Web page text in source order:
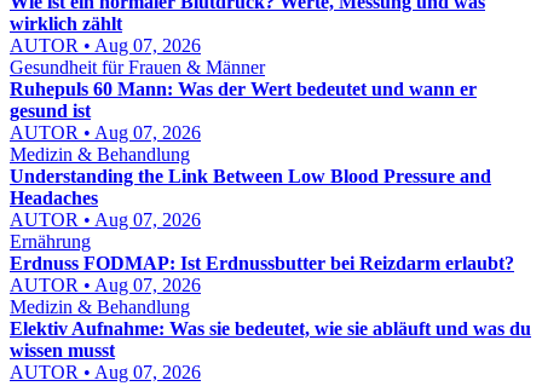
wirklich zählt
AUTOR • Aug 07, 2026
Gesundheit für Frauen & Männer
Ruhepuls 60 Mann: Was der Wert bedeutet und wann er
gesund ist
AUTOR • Aug 07, 2026
Medizin & Behandlung
Understanding the Link Between Low Blood Pressure and
Headaches
AUTOR • Aug 07, 2026
Ernährung
Erdnuss FODMAP: Ist Erdnussbutter bei Reizdarm erlaubt?
AUTOR • Aug 07, 2026
Medizin & Behandlung
Elektiv Aufnahme: Was sie bedeutet, wie sie abläuft und was du
wissen musst
AUTOR • Aug 07, 2026